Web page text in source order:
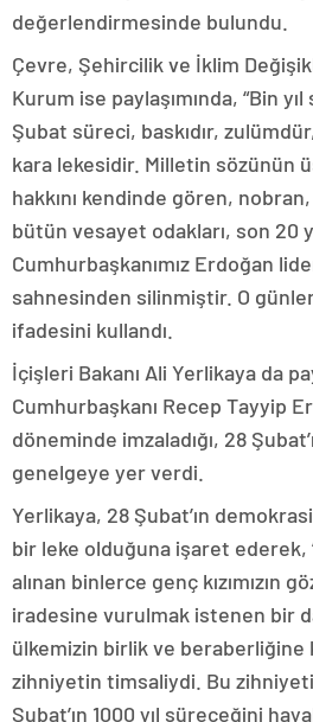
değerlendirmesinde bulundu.
Çevre, Şehircilik ve İklim
Kurum ise paylaşımında, “Bin
Şubat süreci, baskıdır,
kara lekesidir. Milletin sözünün
hakkını kendinde gören,
bütün vesayet odakları, son 20
Cumhurbaşkanımız Erdoğan
sahnesinden silinmiştir. O
ifadesini kullandı.
İçişleri Bakanı Ali Yerlikaya da
Cumhurbaşkanı Recep Tayyip
döneminde imzaladığı, 28
genelgeye yer verdi.
Yerlikaya, 28 Şubat’ın
bir leke olduğuna işaret ederek,
alınan binlerce genç kızımızın
iradesine vurulmak istenen bir
ülkemizin birlik ve beraberliğine
zihniyetin timsaliydi. Bu
Şubat’ın 1000 yıl süreceğini